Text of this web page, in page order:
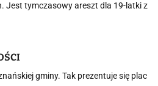
Jest tymczasowy areszt dla 19-latki z
gminy. Tak prezentuje się plac